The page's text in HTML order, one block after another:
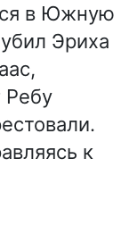
в Южную
Эриха
к